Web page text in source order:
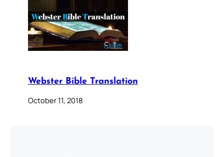
Webster Bible Translation
October 11, 2018